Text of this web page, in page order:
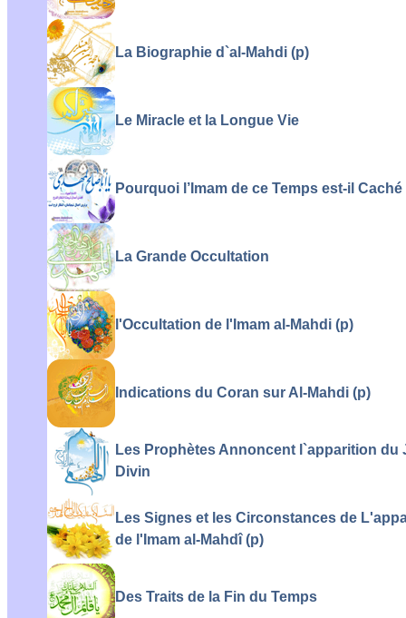
La Biographie d`al-Mahdi (p)
Le Miracle et la Longue Vie
Pourquoi l’Imam de ce Temps est-il Caché
La Grande Occultation
l'Occultation de l'Imam al-Mahdi (p)
Indications du Coran sur Al-Mahdi (p)
Les Prophètes Annoncent l`apparition du
Divin
Les Signes et les Circonstances de
de l'Imam al-Mahdî (p)
Des Traits de la Fin du Temps